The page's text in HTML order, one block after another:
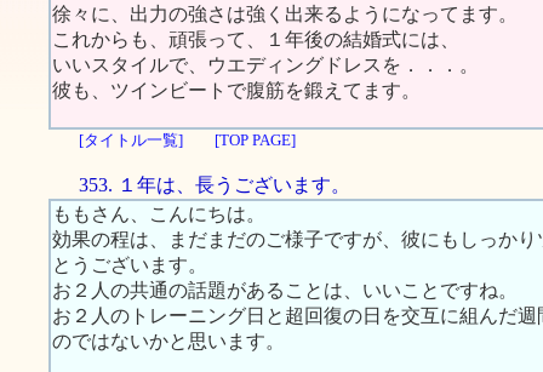
徐々に、出力の強さは強く出来るようになってます。
これからも、頑張って、１年後の結婚式には、
いいスタイルで、ウエディングドレスを．．．。
彼も、ツインビートで腹筋を鍛えてます。
[タイトル一覧] [TOP PAGE]
353. １年は、長うございます。
ももさん、こんにちは。
効果の程は、まだまだのご様子ですが、彼にもしっか
とうございます。
お２人の共通の話題があることは、いいことですね。
お２人のトレーニング日と超回復の日を交互に組んだ
のではないかと思います。